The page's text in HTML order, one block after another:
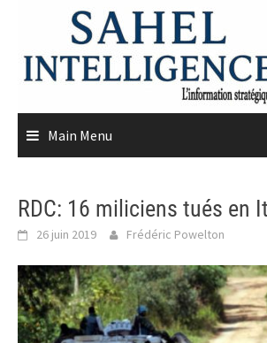
content
Main Menu
RDC: 16 miliciens tués en
26 juin 2019 Frédéric Powelton